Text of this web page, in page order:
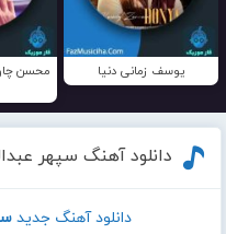
یوسف زمانی دنیا
محسن
دانلود آهنگ سپهر
دانلود آهنگ جدید